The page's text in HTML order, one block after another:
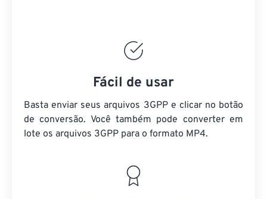
Fácil de usar
Basta enviar seus arquivos 3GPP e clicar no botão
de conversão. Você também pode converter em
lote os arquivos 3GPP para o formato MP4.